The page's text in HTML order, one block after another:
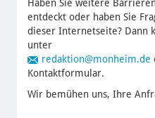
Haben Sie weitere
entdeckt oder haben Sie
dieser Internetseite? Dann
unter
redaktion@monheim.de
Kontaktformular.
Wir bemühen uns, Ihre